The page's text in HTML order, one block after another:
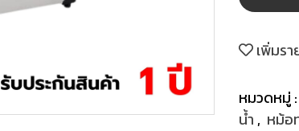
เพิ่มร
หมวดหมู่ :
น้ำ , หม้อ